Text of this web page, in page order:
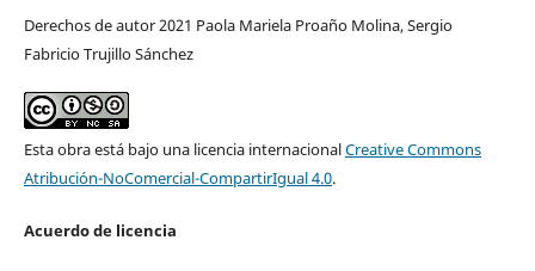
Derechos de autor 2021 Paola Mariela Proaño Molina, Sergio
Fabricio Trujillo Sánchez
Esta obra está bajo una licencia internacionalCreative Commons
Atribución-NoComercial-CompartirIgual 4.0.
Acuerdo de licencia